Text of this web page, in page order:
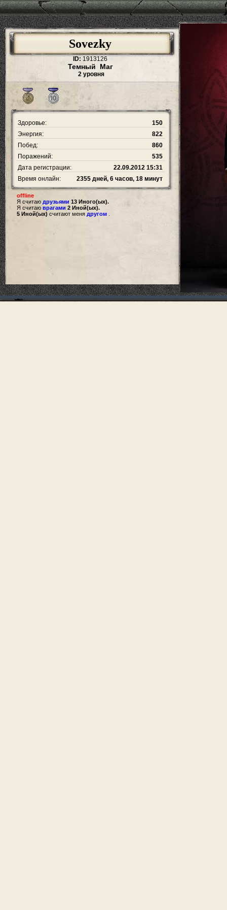
Sovezky
ID: 1913126
Темный Маг
2 уровня
Здоровье:
150
Энергия:
822
Побед:
860
Поражений:
535
Дата регистрации:
22.09.2012 15:31
Время онлайн:
2355 дней, 6 часов, 18 минут
offline
Я считаю друзьями 13 Иного(ых).
Я считаю врагами 2 Иной(ых).
5 Иной(ых) считают меня другом